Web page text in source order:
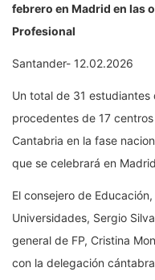
febrero en Madrid en las
Profesional
Santander- 12.02.2026
Un total de 31 estudiantes
procedentes de 17
Cantabria en la fase
que se celebrará en
El consejero de
Universidades, Sergio
general de FP, Cristina
con la delegación